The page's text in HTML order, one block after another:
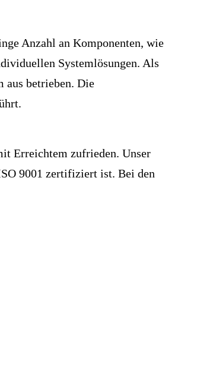
Anzahl an Komponenten, wie
Systemlösungen. Als
aus betrieben. Die
Erreichtem zufrieden. Unser
9001 zertifiziert ist. Bei den